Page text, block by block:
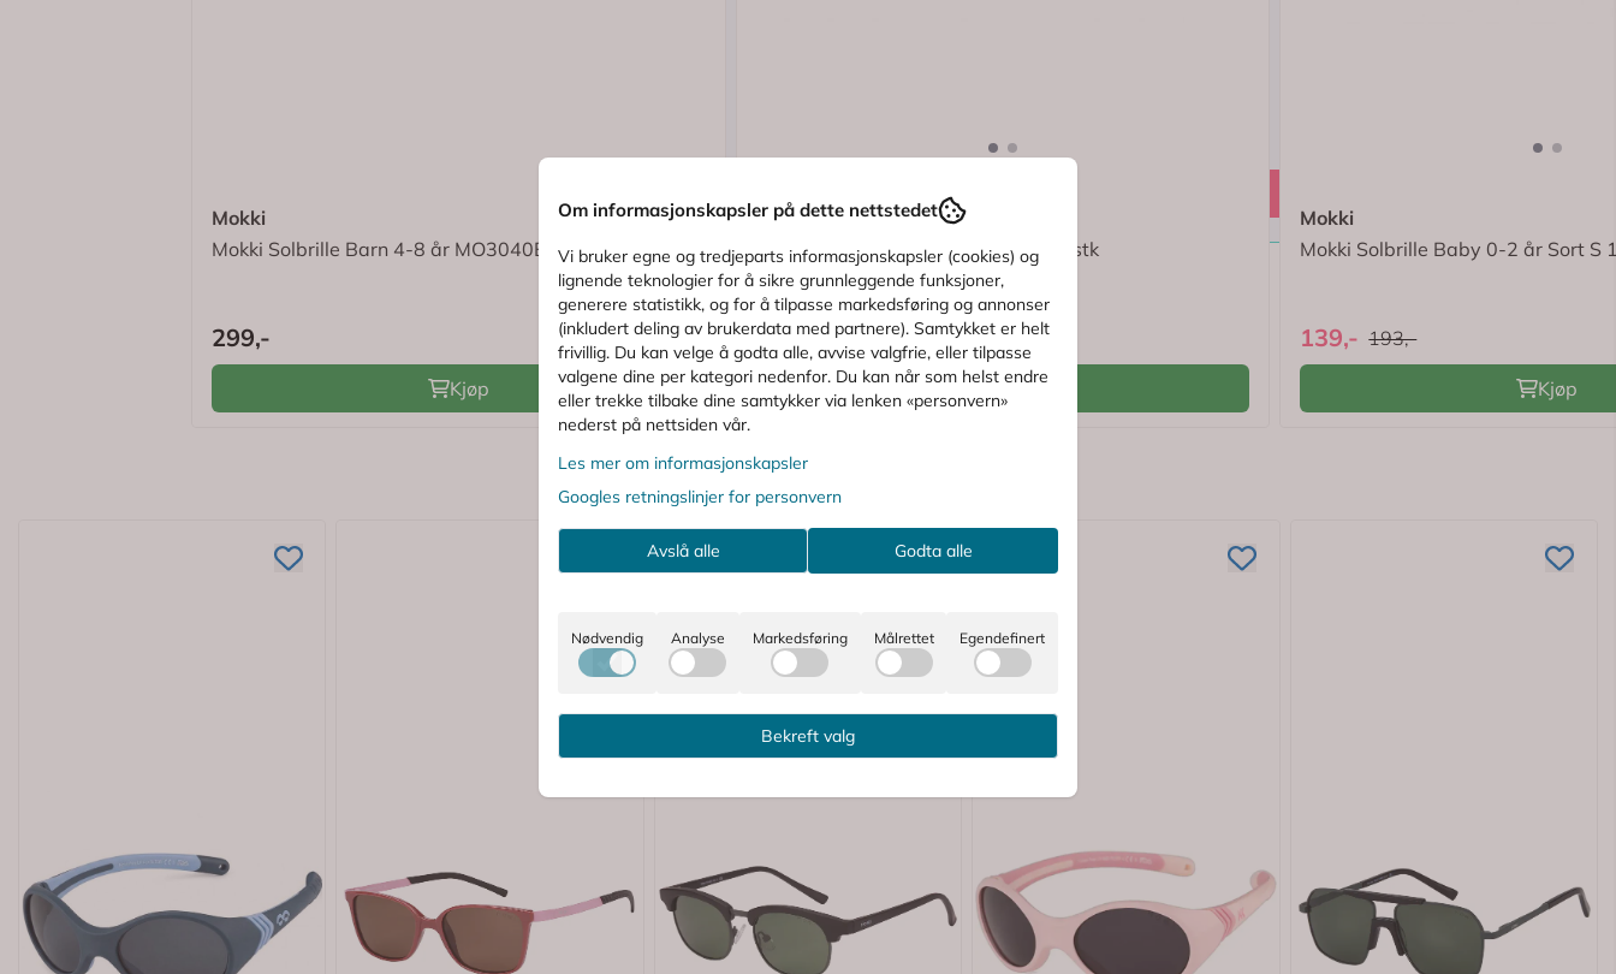
Mokki
Mokki Solbrille Barn 4-8 år MO3040B 1 stk
299,-
Kjøp
Mokki
Mokki Solbrille Barn 2-4 år Blå M 1 stk
199,-
Kjøp
Mokki
Mokki Solbrille Baby 0-2 år Sort S
139,- 193,-
Kjøp
ALTERNATIVE PRODUKTER
Om informasjonskapsler på dette nettstedet
Vi bruker egne og tredjeparts informasjonskapsler (cookies) og
lignende teknologier for å sikre grunnleggende funksjoner,
generere statistikk, og for å tilpasse markedsføring og annonser
(inkludert deling av brukerdata med partnere). Samtykket er helt
frivillig. Du kan velge å godta alle, avvise valgfrie, eller tilpasse
valgene dine per kategori nedenfor. Du kan når som helst endre
eller trekke tilbake dine samtykker via lenken «personvern»
nederst på nettsiden vår.
Les mer om informasjonskapsler
Googles retningslinjer for personvern
Avslå alle Godta alle
Nødvendig Analyse Markedsføring Målrettet Egendefinert
Bekreft valg